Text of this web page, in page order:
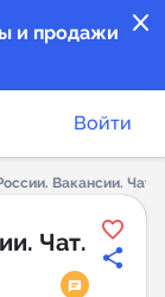
close
и продажи
Войти
Вакансии. Чат.
Чат.